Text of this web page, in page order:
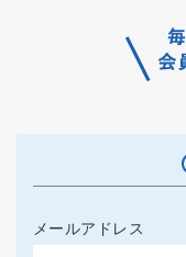
メールアドレス